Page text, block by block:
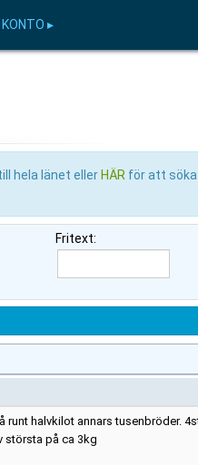
▸
hela länet eller HÄR för att söka
Fritext:
runt halvkilot annars tusenbröder.
största på ca 3kg